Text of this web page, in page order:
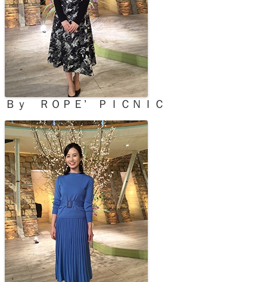
Ｂｙ ＲＯＰＥ’ ＰＩＣＮＩＣ